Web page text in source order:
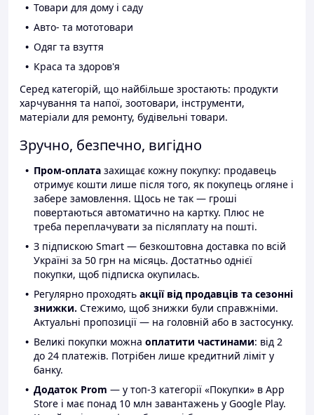
Товари для дому і саду
Авто- та мототовари
Одяг та взуття
Краса та здоров'я
Серед категорій, що найбільше зростають: продукти
харчування та напої, зоотовари, інструменти,
матеріали для ремонту, будівельні товари.
Зручно, безпечно, вигідно
Пром-оплата захищає кожну покупку: продавець
отримує кошти лише після того, як покупець огляне і
забере замовлення. Щось не так — гроші
повертаються автоматично на картку. Плюс не
треба переплачувати за післяплату на пошті.
З підпискою Smart — безкоштовна доставка по всій
Україні за 50 грн на місяць. Достатньо однієї
покупки, щоб підписка окупилась.
Регулярно проходять акції від продавців та сезонні
знижки. Стежимо, щоб знижки були справжніми.
Актуальні пропозиції — на головній або в застосунку.
Великі покупки можна оплатити частинами: від 2
до 24 платежів. Потрібен лише кредитний ліміт у
банку.
Додаток Prom — у топ-3 категорії «Покупки» в App
Store і має понад 10 млн завантажень у Google Play.